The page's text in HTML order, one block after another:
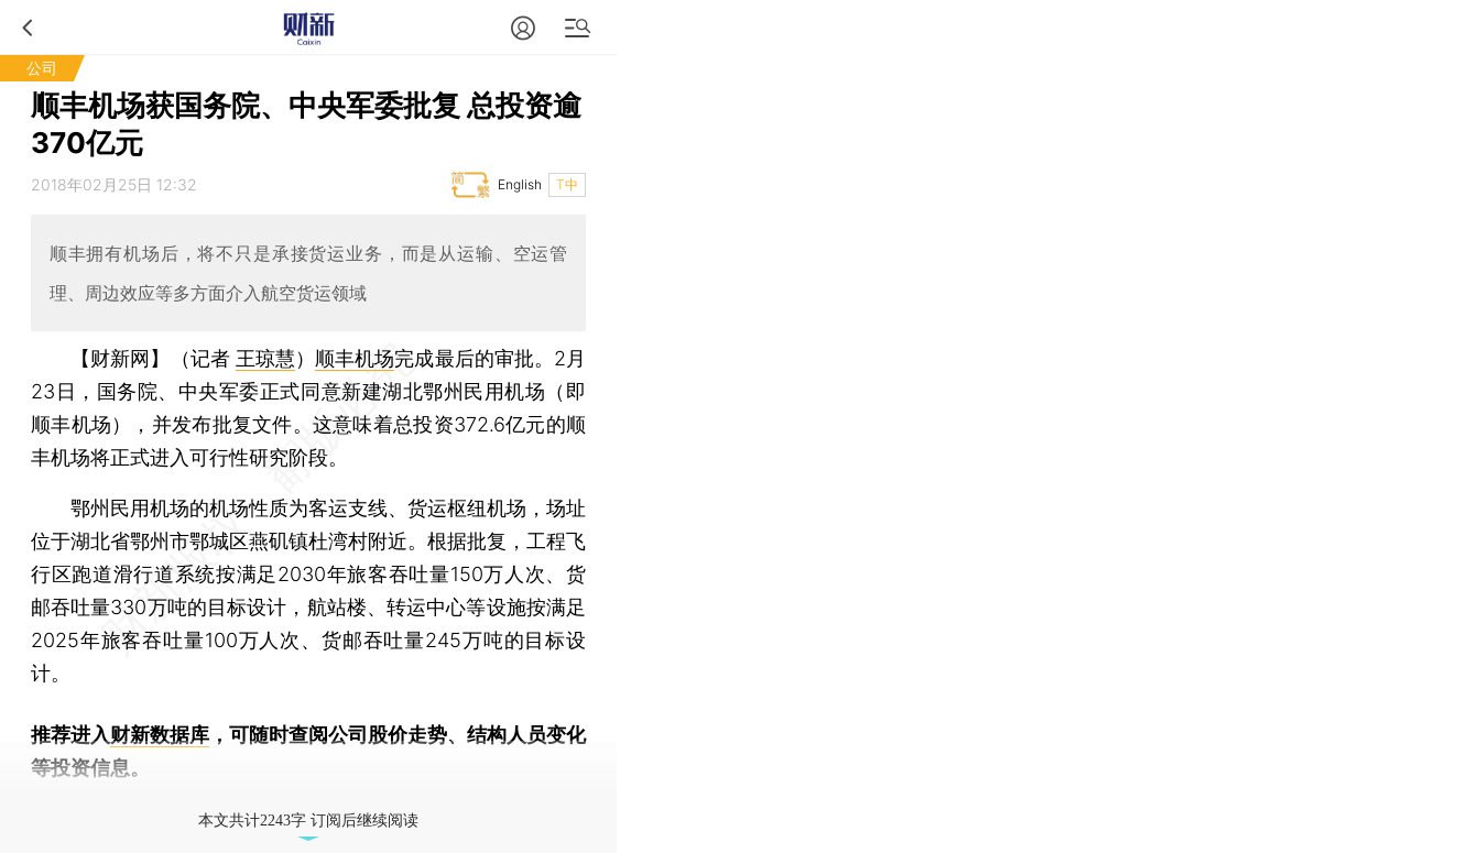
公司
顺丰机场获国务院、中央军委批复 总投资逾
370亿元
2018年02月25日 12:32 T中
English
顺丰拥有机场后，将不只是承接货运业务，而是从运输、空运管
理、周边效应等多方面介入航空货运领域
【财新网】（记者 王琼慧） 顺丰机场完成最后的审批。2月
23日，国务院、中央军委正式同意新建湖北鄂州民用机场（即
顺丰机场），并发布批复文件。这意味着总投资372.6亿元的顺
丰机场将正式进入可行性研究阶段。
鄂州民用机场的机场性质为客运支线、货运枢纽机场，场址
位于湖北省鄂州市鄂城区燕矶镇杜湾村附近。根据批复，工程飞
行区跑道滑行道系统按满足2030年旅客吞吐量150万人次、货
邮吞吐量330万吨的目标设计，航站楼、转运中心等设施按满足
2025年旅客吞吐量100万人次、货邮吞吐量245万吨的目标设
计。
推荐进入财新数据库 ，可随时查阅公司股价走势、结构人员变化
等投资信息。
本文共计2243字 订阅后继续阅读